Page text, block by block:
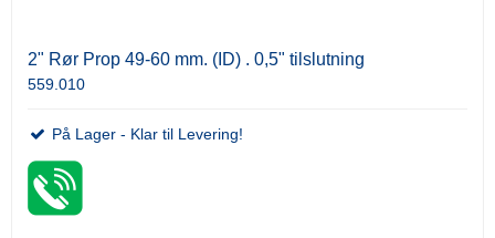
2" Rør Prop 49-60 mm. (ID) . 0,5" tilslutning
559.010
På Lager - Klar til Levering!